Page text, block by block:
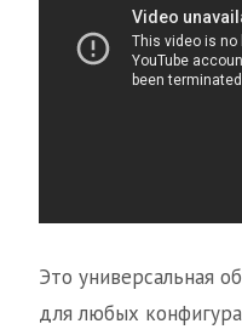
Это универсальная
для любых